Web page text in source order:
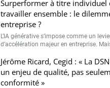
Surperformer à titre individuel
travailler ensemble : le
entreprise ?
L’IA générative s’impose comme un
d’accélération majeur en entreprise.
Jérôme Ricard, Cegid : « La
un enjeu de qualité, pas
conformité »